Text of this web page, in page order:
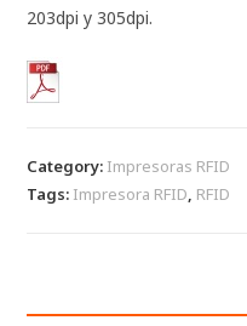
203dpi y 305dpi.
Category: Impresoras RFID
Tags: Impresora RFID, RFID